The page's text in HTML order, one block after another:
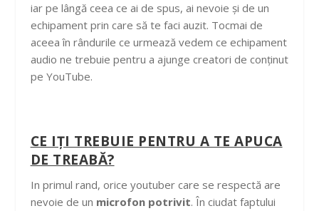
iar pe lângă ceea ce ai de spus, ai nevoie și de un
echipament prin care să te faci auzit. Tocmai de
aceea în rândurile ce urmează vedem ce echipament
audio ne trebuie pentru a ajunge creatori de conținut
pe YouTube.
CE IȚI TREBUIE PENTRU A TE APUCA
DE TREABĂ?
In primul rand, orice youtuber care se respectă are
nevoie de un microfon potrivit. În ciudat faptului